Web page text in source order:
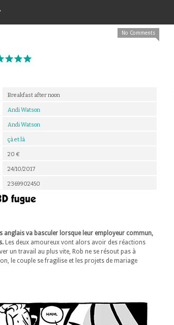
No Comments
Breakfast after noon
Andi Watson
Andi Watson
çà et là
20 €
24/10/2017
2369902450
anglais va basculer lorsque leur employeur commun,
Les deux amoureux vont alors avoir des réactions
un travail au plus vite, Rob ne se résout pas à
le couple se fragilise et les projets de mariage